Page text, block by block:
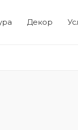
Декор